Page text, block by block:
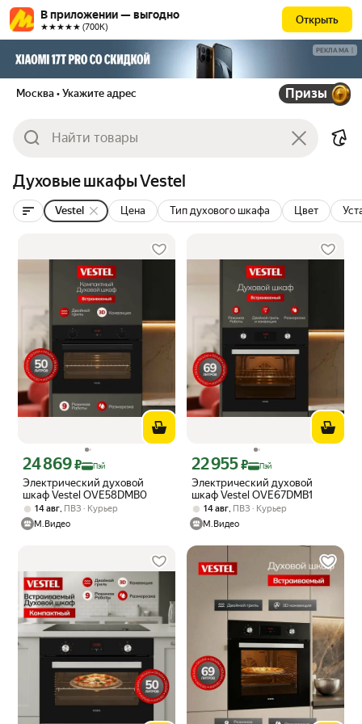
В приложении — выгодно
★★★★★ (700К)
Открыть
РЕКЛАМА
Москва • Укажите адрес Призы
Духовые шкафы Vestel
Vestel Цена Тип духового шкафа Цвет
Электрический духовой
шкаф Vestel OVE58DMB0
Цена с картой Яндекс Пэй 24869 ₽ вместо
24 869₽ Пэй
14 авг, ПВЗ
Курьер
М.Видео
Электрический духовой
шкаф Vestel OVE67DMB1
Цена с картой Яндекс Пэй 22955 ₽
22 955₽ Пэй
14 авг, ПВЗ
Курьер
М.Видео